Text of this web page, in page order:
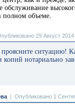
обслуживание
полном объеме.
29 Август
проясните ситуацию!
копий нотариально
| Опубликовано 1